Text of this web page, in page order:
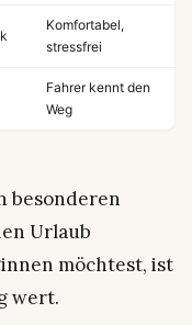
Komfortabel,
stressfrei
Fahrer kennt den
Weg
besonderen
Urlaub
möchtest, ist
wert.